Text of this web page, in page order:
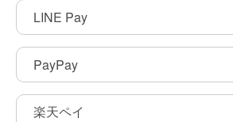
LINE Pay
PayPay
楽天ペイ